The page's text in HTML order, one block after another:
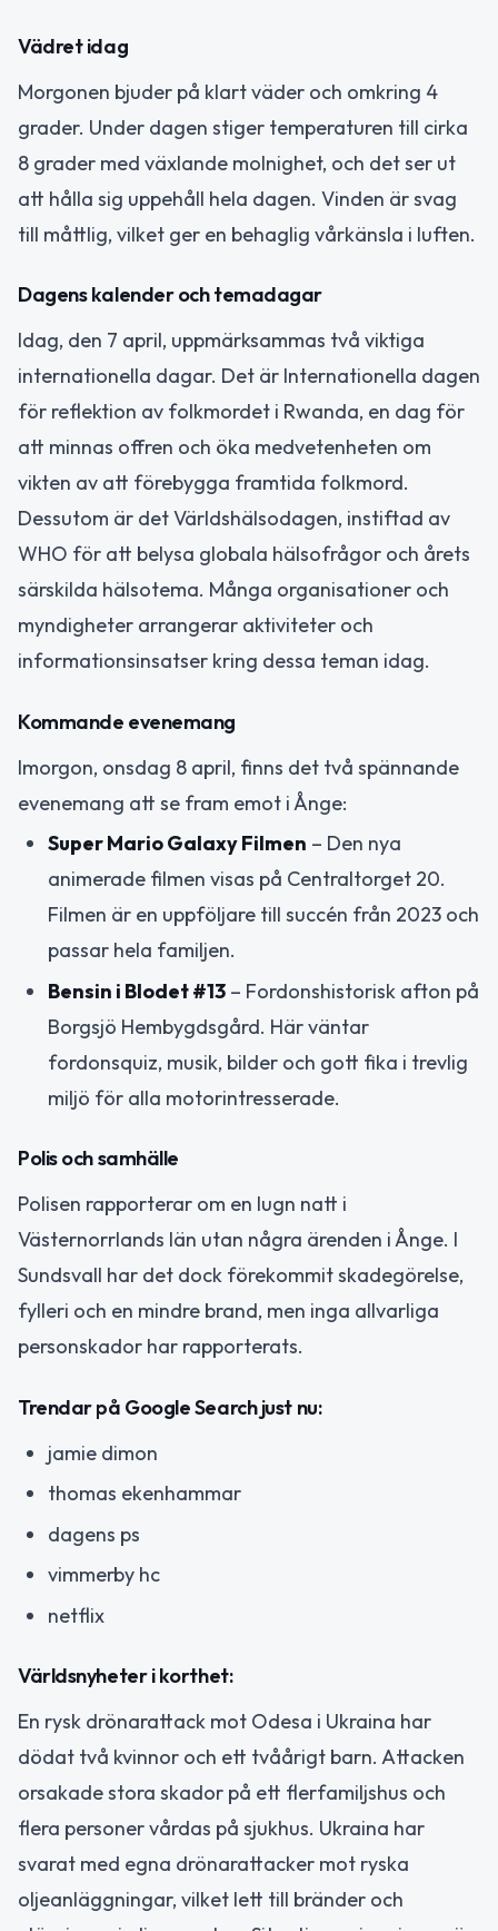
Vädret idag
Morgonen bjuder på klart väder och omkring 4
grader. Under dagen stiger temperaturen till cirka
8 grader med växlande molnighet, och det ser ut
att hålla sig uppehåll hela dagen. Vinden är svag
till måttlig, vilket ger en behaglig vårkänsla i luften.
Dagens kalender och temadagar
Idag, den 7 april, uppmärksammas två viktiga
internationella dagar. Det är Internationella dagen
för reflektion av folkmordet i Rwanda, en dag för
att minnas offren och öka medvetenheten om
vikten av att förebygga framtida folkmord.
Dessutom är det Världshälsodagen, instiftad av
WHO för att belysa globala hälsofrågor och årets
särskilda hälsotema. Många organisationer och
myndigheter arrangerar aktiviteter och
informationsinsatser kring dessa teman idag.
Kommande evenemang
Imorgon, onsdag 8 april, finns det två spännande
evenemang att se fram emot i Ånge:
Super Mario Galaxy Filmen – Den nya
animerade filmen visas på Centraltorget 20.
Filmen är en uppföljare till succén från 2023 och
passar hela familjen.
Bensin i Blodet #13 – Fordonshistorisk afton på
Borgsjö Hembygdsgård. Här väntar
fordonsquiz, musik, bilder och gott fika i trevlig
miljö för alla motorintresserade.
Polis och samhälle
Polisen rapporterar om en lugn natt i
Västernorrlands län utan några ärenden i Ånge. I
Sundsvall har det dock förekommit skadegörelse,
fylleri och en mindre brand, men inga allvarliga
personskador har rapporterats.
Trendar på Google Search just nu:
jamie dimon
thomas ekenhammar
dagens ps
vimmerby hc
netflix
Världsnyheter i korthet:
En rysk drönarattack mot Odesa i Ukraina har
dödat två kvinnor och ett tvåårigt barn. Attacken
orsakade stora skador på ett flerfamiljshus och
flera personer vårdas på sjukhus. Ukraina har
svarat med egna drönarattacker mot ryska
oljeanläggningar, vilket lett till bränder och